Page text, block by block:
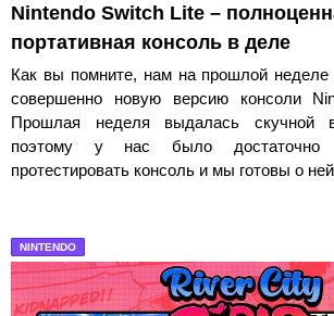
Nintendo Switch Lite –
портативная консоль в деле
Как вы помните, нам на прошлой неделе
совершенно новую версию консоли
Прошлая неделя выдалась скучной
поэтому у нас было достаточно
протестировать консоль и мы готовы о
NINTENDO